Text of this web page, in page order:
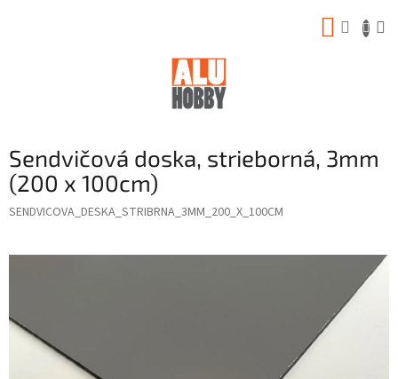
Sendvičová doska, strieborná, 3mm
(200 x 100cm)
SENDVICOVA_DESKA_STRIBRNA_3MM_200_X_100CM